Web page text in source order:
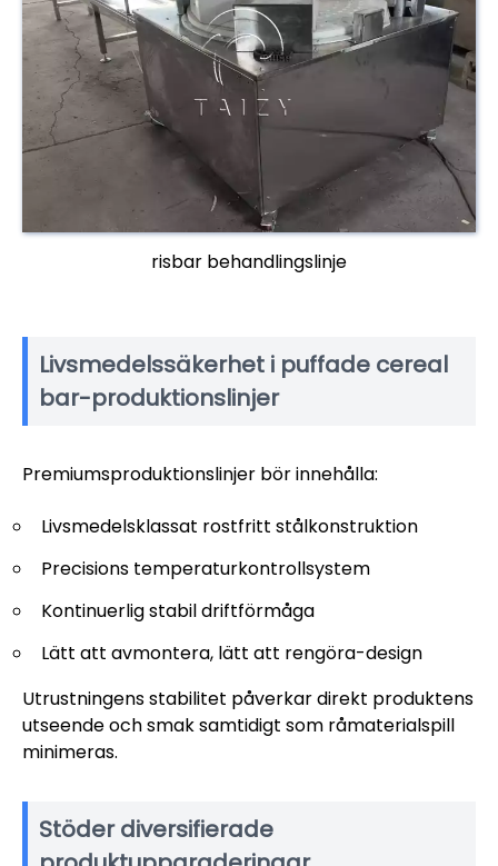
risbar behandlingslinje
Livsmedelssäkerhet i puffade cereal
bar-produktionslinjer
Premiumsproduktionslinjer bör innehålla:
Livsmedelsklassat rostfritt stålkonstruktion
Precisions temperaturkontrollsystem
Kontinuerlig stabil driftförmåga
Lätt att avmontera, lätt att rengöra-design
Utrustningens stabilitet påverkar direkt produktens
utseende och smak samtidigt som råmaterialspill
minimeras.
Stöder diversifierade